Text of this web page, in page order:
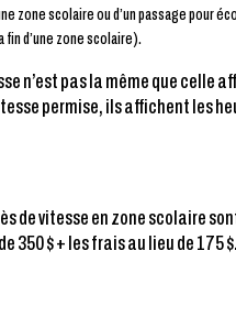
zone scolaire ou d’un passage pour
fin d’une zone scolaire).
n’est pas la même que celle
permise, ils affichent les
de vitesse en zone scolaire
350 $ + les frais au lieu de 175 $.